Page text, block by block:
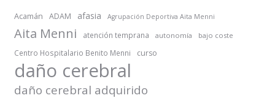
Acamán ADAM afasia Agrupación Deportiva Aita Menni
Aita Menni atención temprana autonomía bajo coste
Centro Hospitalario Benito Menni curso
daño cerebral
daño cerebral adquirido